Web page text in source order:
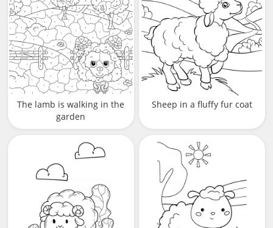
The lamb is walking in the
garden
Sheep in a fluffy fur coat